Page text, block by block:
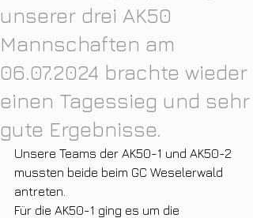
unserer drei AK50
Mannschaften am
06.07.2024 brachte wieder
einen Tagessieg und sehr
gute Ergebnisse.
Unsere Teams der AK50-1 und AK50-2
mussten beide beim GC Weselerwald
antreten.
Für die AK50-1 ging es um die